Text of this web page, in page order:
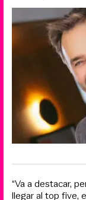
“Va a destacar,
llegar al top five,